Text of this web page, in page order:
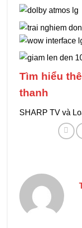
Tìm hiểu
thanh
SHARP TV và